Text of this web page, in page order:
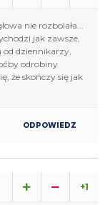
nie rozbolała...
jak zawsze,
dziennikarzy,
odrobiny
że skończy się jak
ODPOWIEDZ
+1